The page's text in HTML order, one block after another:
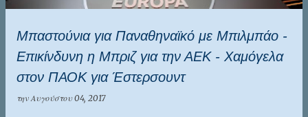
Μπαστούνια για Παναθηναϊκό με Μπιλμπάο -
Επικίνδυνη η Μπριζ για την ΑΕΚ - Χαμόγελα
στον ΠΑΟΚ για Έστερσουντ
την Αυγούστου 04, 2017